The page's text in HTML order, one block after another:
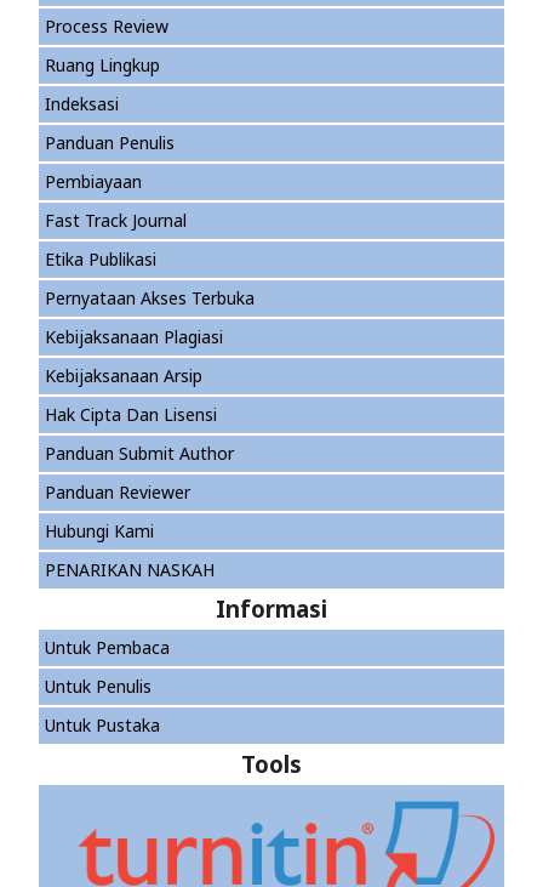
Process Review
Ruang Lingkup
Indeksasi
Panduan Penulis
Pembiayaan
Fast Track Journal
Etika Publikasi
Pernyataan Akses Terbuka
Kebijaksanaan Plagiasi
Kebijaksanaan Arsip
Hak Cipta Dan Lisensi
Panduan Submit Author
Panduan Reviewer
Hubungi Kami
PENARIKAN NASKAH
Informasi
Untuk Pembaca
Untuk Penulis
Untuk Pustaka
Tools